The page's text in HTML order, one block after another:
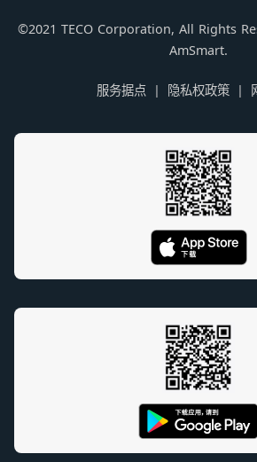
©2021 TECO Corporation, All Rights
AmSmart.
服务据点 隐私权政策